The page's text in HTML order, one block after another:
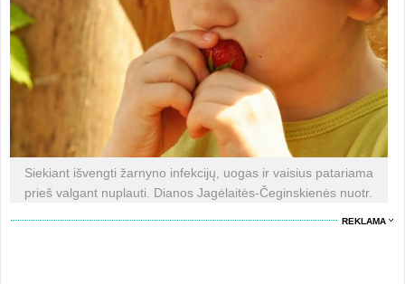
Siekiant išvengti žarnyno infekcijų, uogas ir vaisius patariama
prieš valgant nuplauti. Dianos Jagėlaitės-Čeginskienės nuotr.
REKLAMA